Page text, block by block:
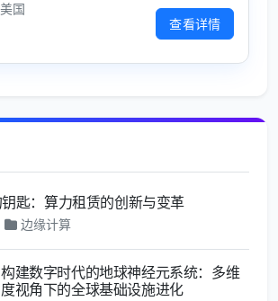
美国
查看详情
匙：算力租赁的创新与变革
边缘计算
构建数字时代的地球神经元系统：多维
度视角下的全球基础设施进化